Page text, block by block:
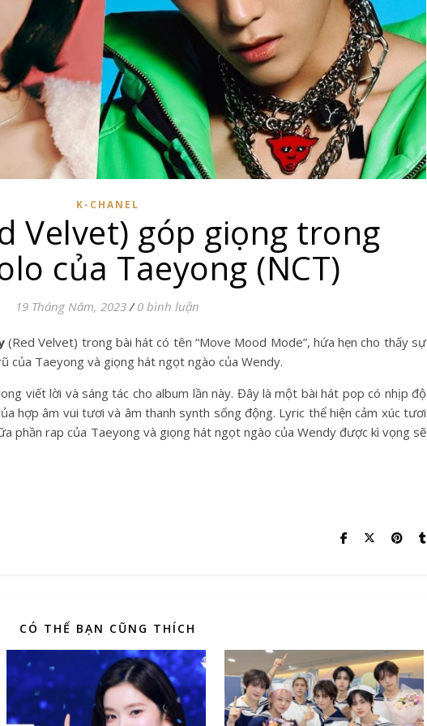
K-CHANEL
Velvet) góp giọng trong
của Taeyong (NCT)
19 Tháng Năm, 2023 / 0 bình luận
(Red Velvet) trong bài hát có tên “Move Mood Mode”, hứa hẹn cho thấy sự
của Taeyong và giọng hát ngọt ngào của Wendy.
viết lời và sáng tác cho album lần này. Đây là một bài hát pop có nhịp độ
hợp âm vui tươi và âm thanh synth sống động. Lyric thể hiện cảm xúc tươi
phần rap của Taeyong và giọng hát ngọt ngào của Wendy được kì vọng sẽ
CÓ THỂ BẠN CŨNG THÍCH